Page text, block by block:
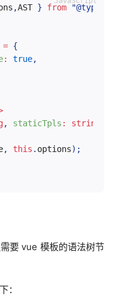
,AST } from
= {
: true,
, staticTpls : string
, this . options) ;
要 vue 模板的语法树节
：